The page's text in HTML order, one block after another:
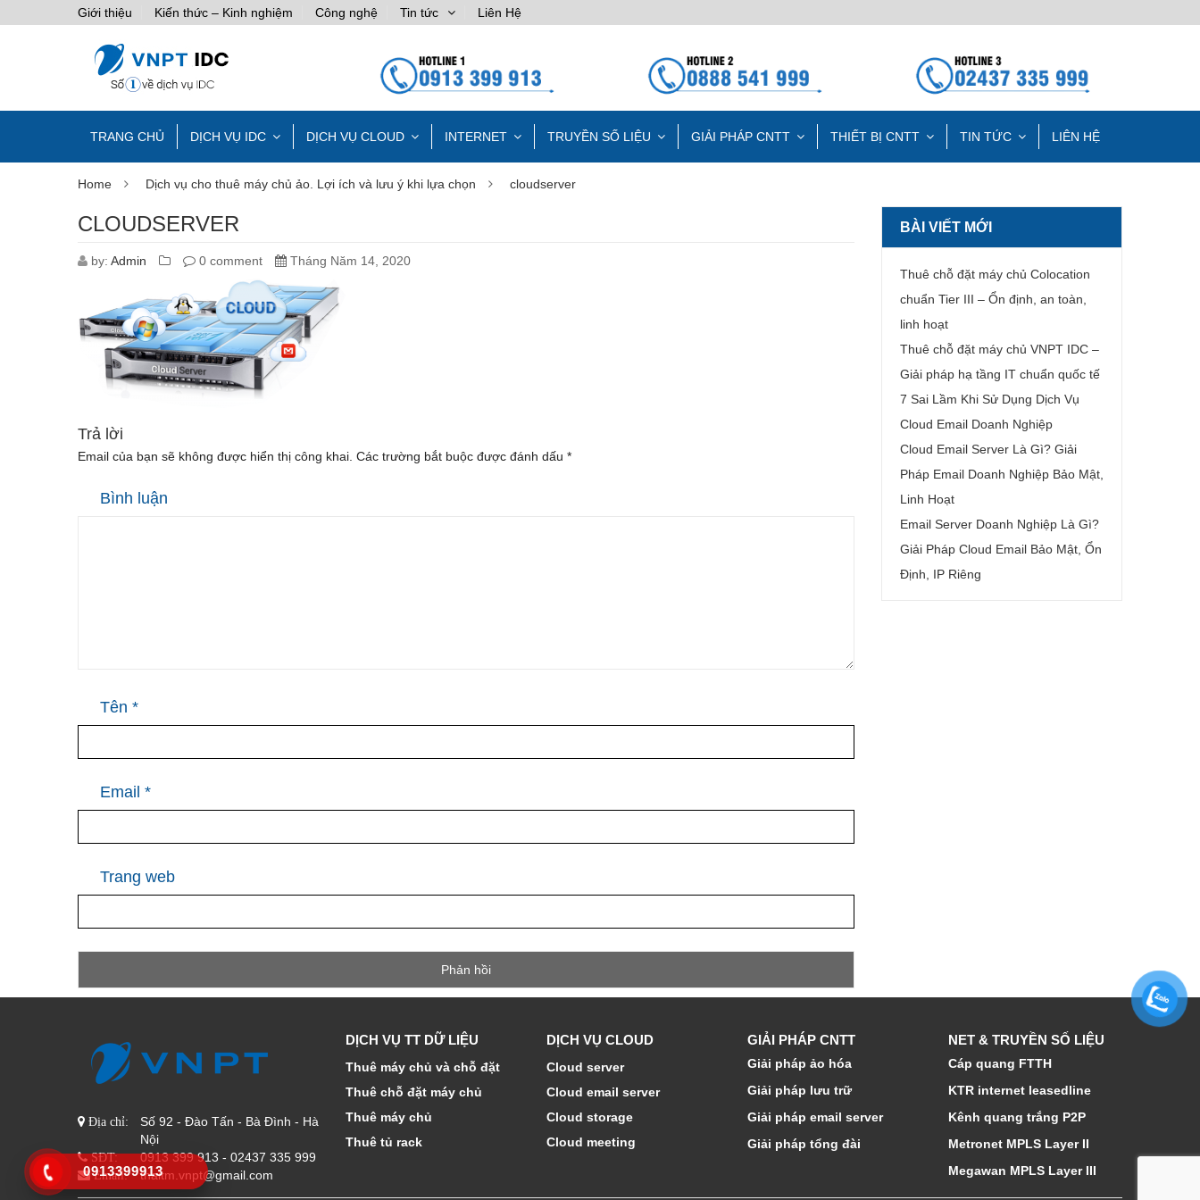
Giới thiệu Kiến thức – Kinh nghiệm Công nghệ Tin tức Liên Hệ
TRANG CHỦ DỊCH VỤ IDC DỊCH VỤ CLOUD INTERNET TRUYỀN SỐ LIỆU GIẢI PHÁP CNTT THIẾT BỊ CNTT TIN TỨC LIÊN HỆ
Home Dịch vụ cho thuê máy chủ ảo. Lợi ích và lưu ý khi lựa chọn cloudserver
CLOUDSERVER
by: Admin 0 comment Tháng Năm 14, 2020
Trả lời
Email của bạn sẽ không được hiển thị công khai. Các trường bắt buộc được đánh dấu *
Bình luận
Tên *
Email *
Trang web
BÀI VIẾT MỚI
Thuê chỗ đặt máy chủ Colocation
chuẩn Tier III – Ổn định, an toàn,
linh hoạt
Thuê chỗ đặt máy chủ VNPT IDC –
Giải pháp hạ tầng IT chuẩn quốc tế
7 Sai Lầm Khi Sử Dụng Dịch Vụ
Cloud Email Doanh Nghiệp
Cloud Email Server Là Gì? Giải
Pháp Email Doanh Nghiệp Bảo Mật,
Linh Hoạt
Email Server Doanh Nghiệp Là Gì?
Giải Pháp Cloud Email Bảo Mật, Ổn
Định, IP Riêng
Địa chỉ:
Số 92 - Đào Tấn - Bà Đình - Hà
Nội
SĐT: 0913 399 913 - 02437 335 999
Email: thaitm.vnpt@gmail.com
DỊCH VỤ TT DỮ LIỆU
Thuê máy chủ và chỗ đặt
Thuê chỗ đặt máy chủ
Thuê máy chủ
Thuê tủ rack
DỊCH VỤ CLOUD
Cloud server
Cloud email server
Cloud storage
Cloud meeting
GIẢI PHÁP CNTT
Giải pháp ảo hóa
Giải pháp lưu trữ
Giải pháp email server
Giải pháp tổng đài
NET & TRUYỀN SỐ LIỆU
Cáp quang FTTH
KTR internet leasedline
Kênh quang trắng P2P
Metronet MPLS Layer II
Megawan MPLS Layer III
0913399913